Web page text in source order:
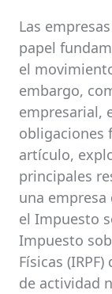
Las
papel
el
embargo,
empresarial,
obligaciones
artículo,
principales
una
el Impuesto
Impuesto
Físicas
de actividad